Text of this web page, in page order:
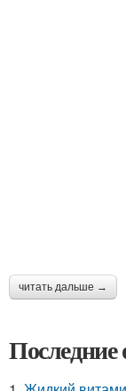
читать дальше →
Последние